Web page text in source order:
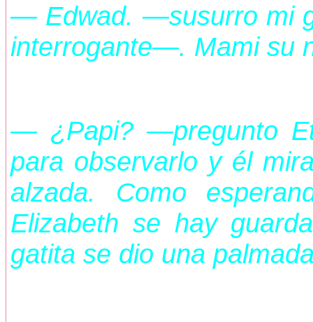
— Edwad. —susurro mi
interrogante—. Mami su
— ¿Papi? —pregunto
para observarlo y él
alzada. Como
Elizabeth se hay
gatita se dio una